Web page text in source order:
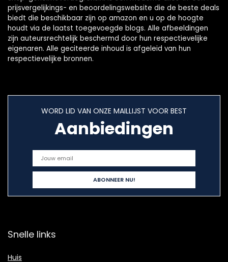
prijsvergelijkings- en beoordelingswebsite die de beste deals
biedt die beschikbaar zijn op amazon en u op de hoogte
houdt via de laatst toegevoegde blogs. Alle afbeeldingen
zijn auteursrechtelijk beschermd door hun respectievelijke
eigenaren. Alle geciteerde inhoud is afgeleid van hun
respectievelijke bronnen.
WORD LID VAN ONZE MAILLIJST VOOR BEST
Aanbiedingen
Snelle links
Huis